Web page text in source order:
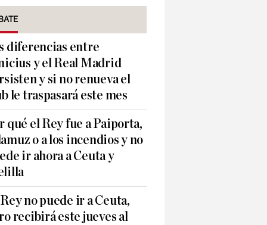
diferencias entre
y el Real Madrid
y si no renueva el
le traspasará este mes
qué el Rey fue a Paiporta,
o a los incendios y no
ir ahora a Ceuta y
no puede ir a Ceuta,
recibirá este jueves al